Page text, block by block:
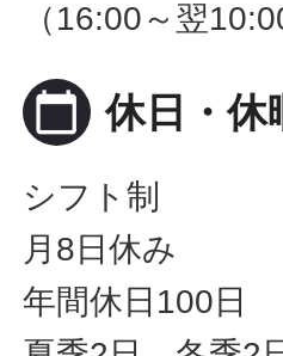
（16:00～翌
calendar_today 休日・休
シフト制
月8日休み
年間休日100日